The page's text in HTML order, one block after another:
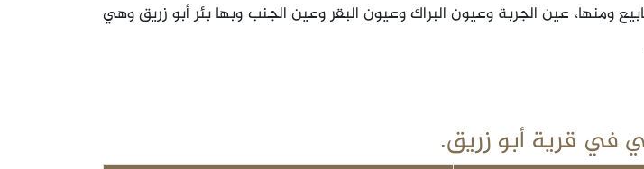
ومنها، عين الجربة وعيون البراك وعيون البقر وعين الجنب وبها بئر أبو زريق وهي
في قرية أبو زريق.